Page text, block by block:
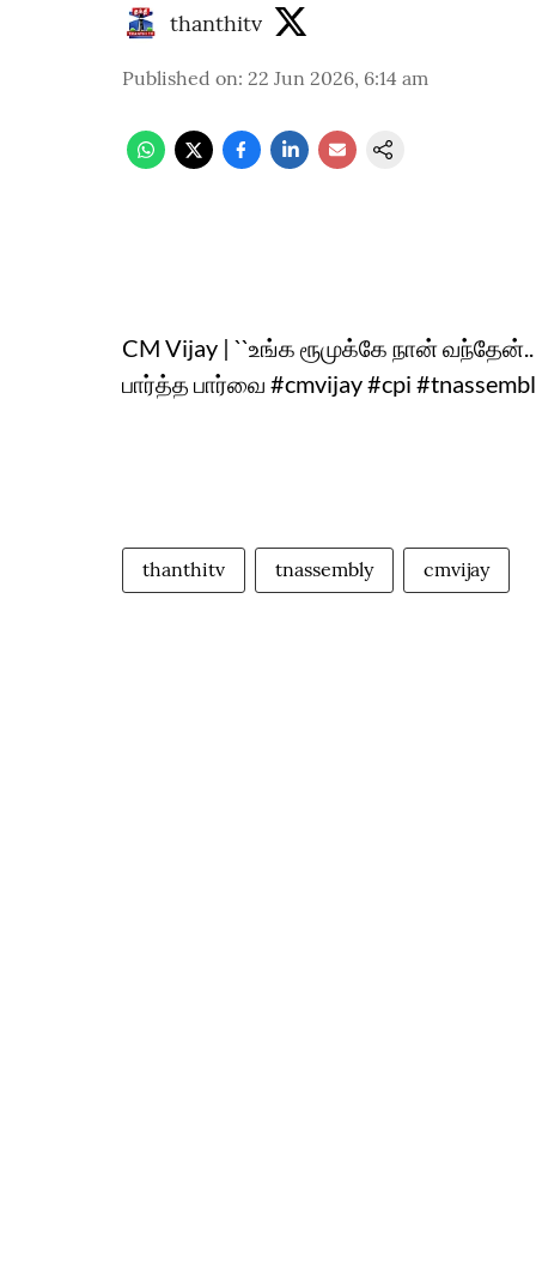
thanthitv
Published on: 22 Jun 2026, 6:14 am
CM Vijay | ``உங்க ரூமுக்கே நான்
பார்த்த பார்வை #cmvijay #cpi
thanthitv tnassembly cmvijay